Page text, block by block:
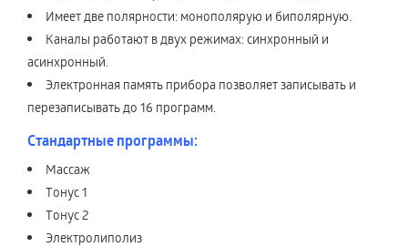
Имеет две полярности: монополярую и биполярную.
Каналы работают в двух режимах: синхронный и
асинхронный.
Электронная память прибора позволяет записывать и
перезаписывать до 16 программ.
Стандартные программы:
Массаж
Тонус 1
Тонус 2
Электролиполиз